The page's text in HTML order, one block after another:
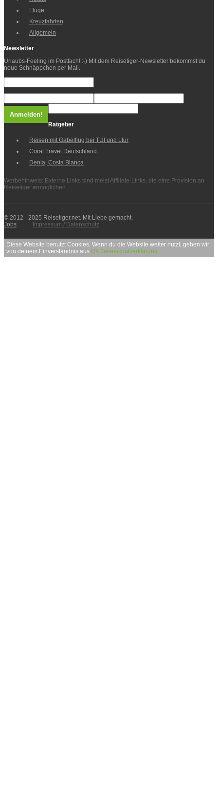
Flüge
Kreuzfahrten
Allgemein
Newsletter
Urlaubs-Feeling im Postfach! :-) Mit dem Reisetiger-Newsletter bekommst du
neue Schnäppchen per Mail.
Ratgeber
Reisen mit Gabelflug bei TUI und Ltur
Coral Travel Deutschland
Denia, Costa Blanca
Werbehinweis: Externe Links sind meist Affiliate-Links, die eine Provision an
Reisetiger ermöglichen.
© 2012 - 2025 Reisetiger.net. Mit Liebe gemacht.
Jobs
Impressum / Datenschutz
Diese Website benutzt Cookies. Wenn du die Website weiter nutzt, gehen wir
von deinem Einverständnis aus. OKDatenschutzerklärung